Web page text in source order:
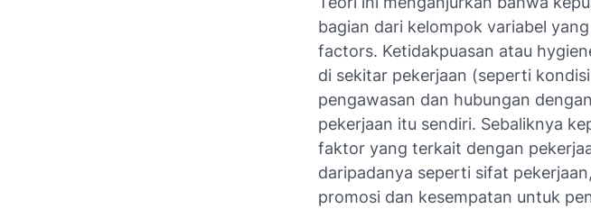
bagian dari kelompok variabel
factors. Ketidakpuasan atau
di sekitar pekerjaan (seperti
pengawasan dan hubungan
pekerjaan itu sendiri. Sebaliknya
faktor yang terkait dengan
daripadanya seperti sifat
promosi dan kesempatan untuk